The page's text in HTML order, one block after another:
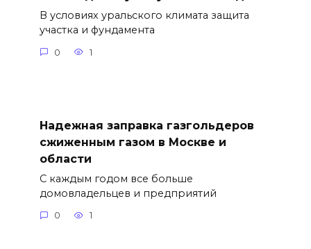
В условиях уральского климата защита
участка и фундамента
0 1
Надежная заправка газгольдеров
сжиженным газом в Москве и
области
С каждым годом все больше
домовладельцев и предприятий
0 1